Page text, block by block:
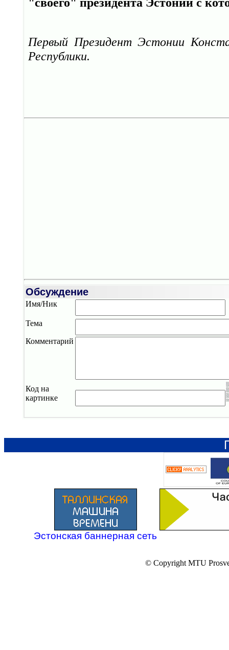
Первый Президент Эстонии
Республики.
Обсуждение
Имя/Ник
Тема
Комментарий
Код на
картинке
Эстонская баннерная сеть
© Copyright MTU